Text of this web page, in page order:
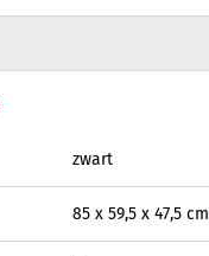
zwart
85 x 59,5 x 47,5 cm